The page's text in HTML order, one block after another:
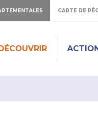
CARTE DE